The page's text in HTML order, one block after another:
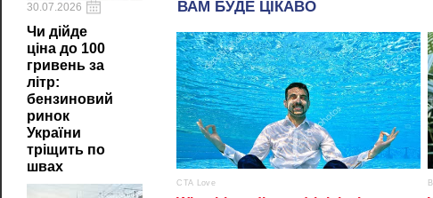
30.07.2026
Чи дійде
ціна до 100
гривень за
літр:
бензиновий
ринок
України
тріщить по
швах